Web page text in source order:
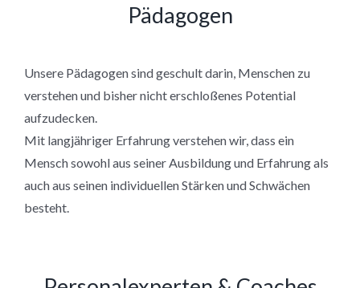
Pädagogen
Unsere Pädagogen sind geschult darin, Menschen zu
verstehen und bisher nicht erschloßenes Potential
aufzudecken.
Mit langjähriger Erfahrung verstehen wir, dass ein
Mensch sowohl aus seiner Ausbildung und Erfahrung als
auch aus seinen individuellen Stärken und Schwächen
besteht.